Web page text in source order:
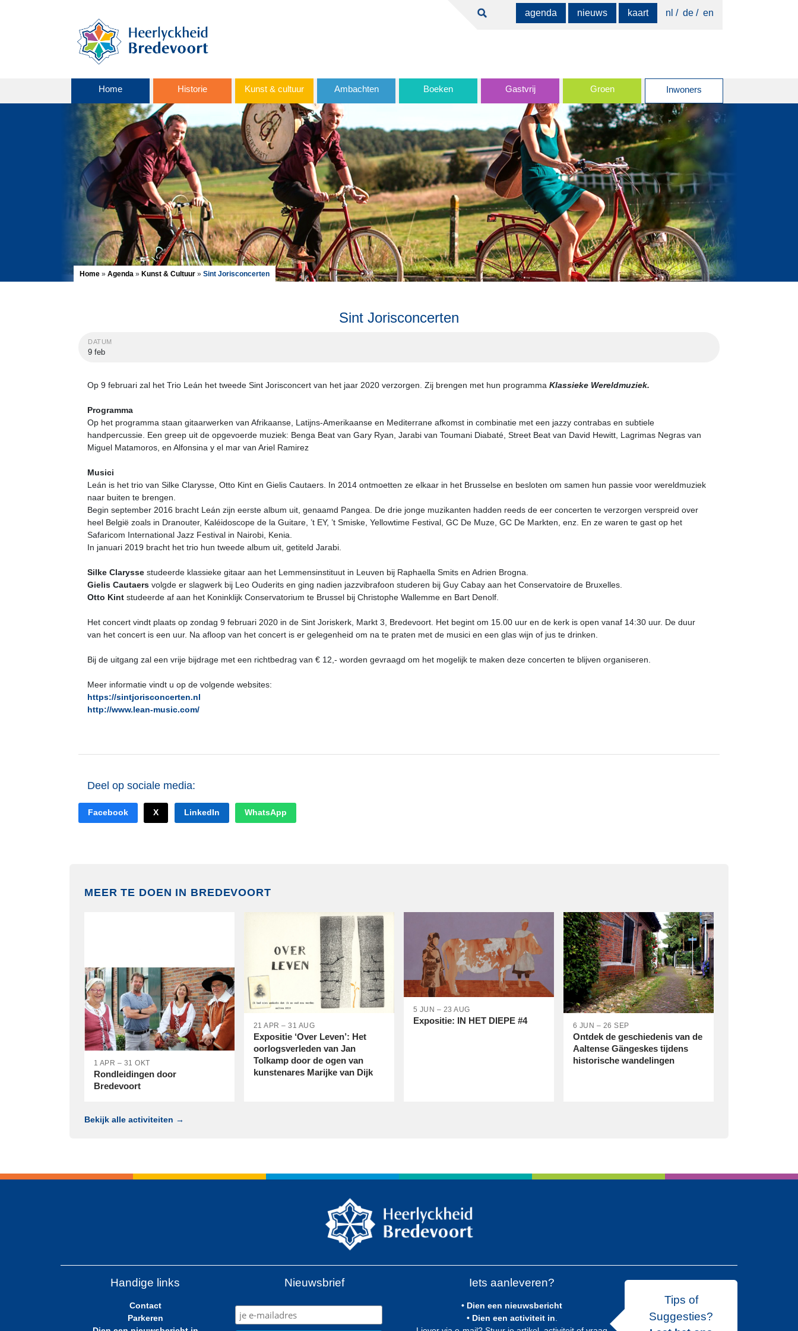
agenda nieuws kaart nl de en
Home Historie Kunst & cultuur Ambachten Boeken Gastvrij Groen Inwoners
Home » Agenda » Kunst & Cultuur » Sint Jorisconcerten
Sint Jorisconcerten
DATUM
9 feb
Op 9 februari zal het Trio Leán het tweede Sint Jorisconcert van het jaar 2020 verzorgen. Zij brengen met hun programma Klassieke Wereldmuziek.
Programma
Op het programma staan gitaarwerken van Afrikaanse, Latijns-Amerikaanse en Mediterrane afkomst in combinatie met een jazzy contrabas en subtiele
handpercussie. Een greep uit de opgevoerde muziek: Benga Beat van Gary Ryan, Jarabi van Toumani Diabaté, Street Beat van David Hewitt, Lagrimas Negras van
Miguel Matamoros, en Alfonsina y el mar van Ariel Ramirez
Musici
Leán is het trio van Silke Clarysse, Otto Kint en Gielis Cautaers. In 2014 ontmoetten ze elkaar in het Brusselse en besloten om samen hun passie voor wereldmuziek
naar buiten te brengen.
Begin september 2016 bracht Leán zijn eerste album uit, genaamd Pangea. De drie jonge muzikanten hadden reeds de eer concerten te verzorgen verspreid over
heel België zoals in Dranouter, Kaléidoscope de la Guitare, ’t EY, ’t Smiske, Yellowtime Festival, GC De Muze, GC De Markten, enz. En ze waren te gast op het
Safaricom International Jazz Festival in Nairobi, Kenia.
In januari 2019 bracht het trio hun tweede album uit, getiteld Jarabi.
Silke Clarysse studeerde klassieke gitaar aan het Lemmensinstituut in Leuven bij Raphaella Smits en Adrien Brogna.
Gielis Cautaers volgde er slagwerk bij Leo Ouderits en ging nadien jazzvibrafoon studeren bij Guy Cabay aan het Conservatoire de Bruxelles.
Otto Kint studeerde af aan het Koninklijk Conservatorium te Brussel bij Christophe Wallemme en Bart Denolf.
Het concert vindt plaats op zondag 9 februari 2020 in de Sint Joriskerk, Markt 3, Bredevoort. Het begint om 15.00 uur en de kerk is open vanaf 14:30 uur. De duur
van het concert is een uur. Na afloop van het concert is er gelegenheid om na te praten met de musici en een glas wijn of jus te drinken.
Bij de uitgang zal een vrije bijdrage met een richtbedrag van € 12,- worden gevraagd om het mogelijk te maken deze concerten te blijven organiseren.
Meer informatie vindt u op de volgende websites:
https://sintjorisconcerten.nl
http://www.lean-music.com/
Deel op sociale media:
Facebook X LinkedIn WhatsApp
MEER TE DOEN IN BREDEVOORT
1 APR – 31 OKT
Rondleidingen door
Bredevoort
21 APR – 31 AUG
Expositie ‘Over Leven’: Het
oorlogsverleden van Jan
Tolkamp door de ogen van
kunstenares Marijke van Dijk
5 JUN – 23 AUG
Expositie: IN HET DIEPE #4 6 JUN – 26 SEP
Ontdek de geschiedenis van de
Aaltense Gängeskes tijdens
historische wandelingen
Bekijk alle activiteiten →
Handige links
Contact
Parkeren
Nieuwsbrief Iets aanleveren?
• Dien een nieuwsbericht
• Dien een activiteit in
Tips of
Suggesties?